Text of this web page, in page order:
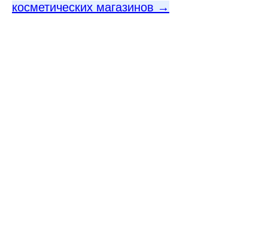
косметических магазинов →